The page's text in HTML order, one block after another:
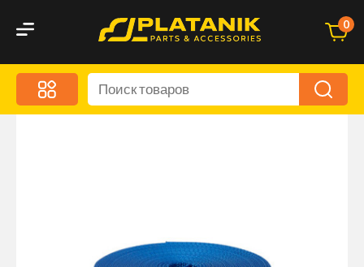
0
Меню
Акционные предложения
Брызговики